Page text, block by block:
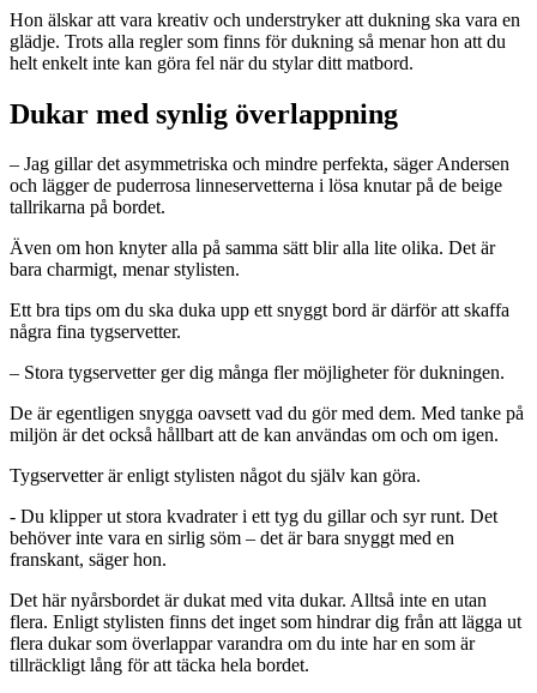
Hon älskar att vara kreativ och understryker att dukning ska vara en
glädje. Trots alla regler som finns för dukning så menar hon att du
helt enkelt inte kan göra fel när du stylar ditt matbord.
Dukar med synlig överlappning
– Jag gillar det asymmetriska och mindre perfekta, säger Andersen
och lägger de puderrosa linneservetterna i lösa knutar på de beige
tallrikarna på bordet.
Även om hon knyter alla på samma sätt blir alla lite olika. Det är
bara charmigt, menar stylisten.
Ett bra tips om du ska duka upp ett snyggt bord är därför att skaffa
några fina tygservetter.
– Stora tygservetter ger dig många fler möjligheter för dukningen.
De är egentligen snygga oavsett vad du gör med dem. Med tanke på
miljön är det också hållbart att de kan användas om och om igen.
Tygservetter är enligt stylisten något du själv kan göra.
- Du klipper ut stora kvadrater i ett tyg du gillar och syr runt. Det
behöver inte vara en sirlig söm – det är bara snyggt med en
franskant, säger hon.
Det här nyårsbordet är dukat med vita dukar. Alltså inte en utan
flera. Enligt stylisten finns det inget som hindrar dig från att lägga ut
flera dukar som överlappar varandra om du inte har en som är
tillräckligt lång för att täcka hela bordet.